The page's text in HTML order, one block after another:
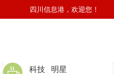
四川信息港，欢迎您！
科技
明星